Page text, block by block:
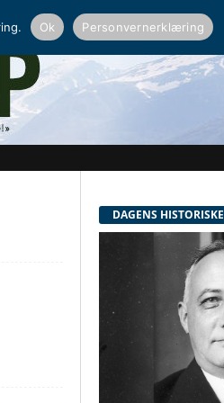
DAGENS HISTORISKE
Ok Personvernerklæring